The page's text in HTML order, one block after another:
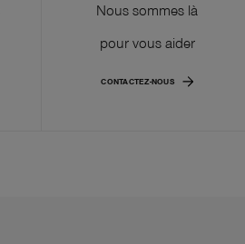
Nous sommes là
pour vous aider
CONTACTEZ-NOUS